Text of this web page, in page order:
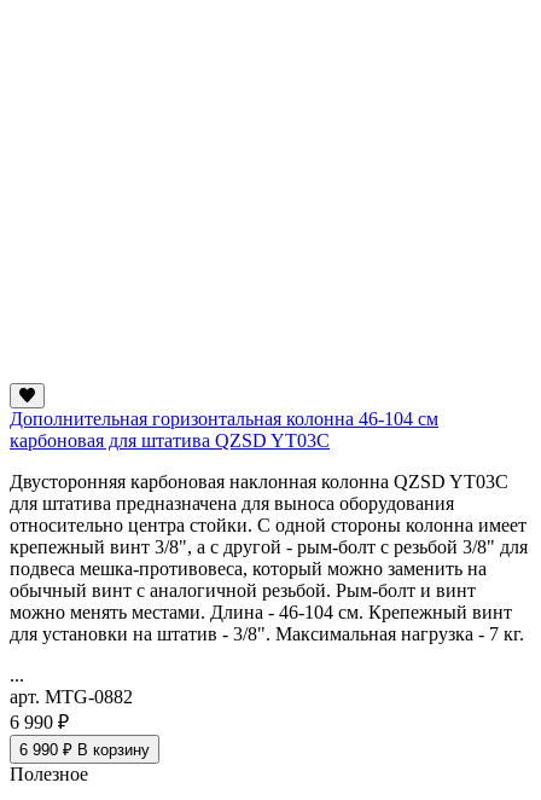
Дополнительная горизонтальная колонна 46-104 см
карбоновая для штатива QZSD YT03C
Двусторонняя карбоновая наклонная колонна QZSD YT03C
для штатива предназначена для выноса оборудования
относительно центра стойки. С одной стороны колонна имеет
крепежный винт 3/8", а с другой - рым-болт с резьбой 3/8" для
подвеса мешка-противовеса, который можно заменить на
обычный винт с аналогичной резьбой. Рым-болт и винт
можно менять местами. Длина - 46-104 см. Крепежный винт
для установки на штатив - 3/8". Максимальная нагрузка - 7 кг.
...
арт. MTG-0882
6 990 ₽
6 990 ₽ В корзину
Полезное